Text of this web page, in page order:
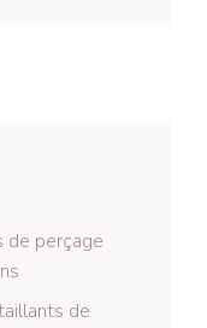
de perçage
de